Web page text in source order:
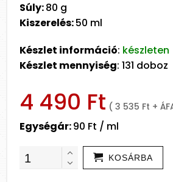
Súly:80 g
Kiszerelés:50 ml
Készlet információ: készleten
Készlet mennyiség: 131 doboz
4 490 Ft ( 3 535 Ft +
Egységár:90 Ft / ml
KOSÁRBA